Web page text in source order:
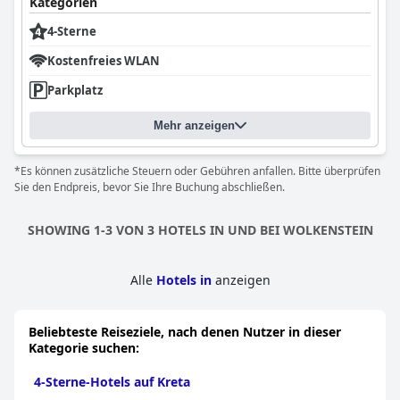
4-Sterne
Kostenfreies WLAN
Parkplatz
Mehr anzeigen
*Es können zusätzliche Steuern oder Gebühren anfallen. Bitte überprüfen
Sie den Endpreis, bevor Sie Ihre Buchung abschließen.
SHOWING 1-3 VON 3 HOTELS IN UND BEI WOLKENSTEIN
Alle Hotels in anzeigen
Beliebteste Reiseziele, nach denen Nutzer in dieser
Kategorie suchen:
4-Sterne-Hotels auf Kreta